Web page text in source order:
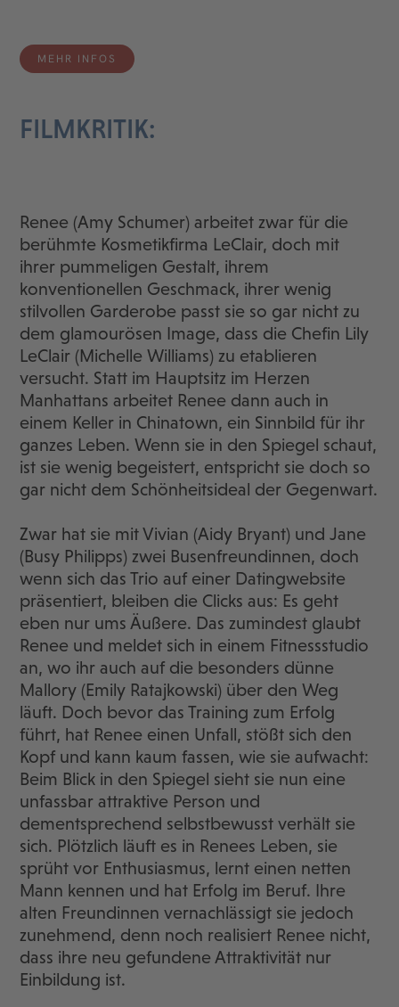
MEHR INFOS
FILMKRITIK:
Renee (Amy Schumer) arbeitet zwar für die
berühmte Kosmetikfirma LeClair, doch mit
ihrer pummeligen Gestalt, ihrem
konventionellen Geschmack, ihrer wenig
stilvollen Garderobe passt sie so gar nicht zu
dem glamourösen Image, dass die Chefin Lily
LeClair (Michelle Williams) zu etablieren
versucht. Statt im Hauptsitz im Herzen
Manhattans arbeitet Renee dann auch in
einem Keller in Chinatown, ein Sinnbild für ihr
ganzes Leben. Wenn sie in den Spiegel schaut,
ist sie wenig begeistert, entspricht sie doch so
gar nicht dem Schönheitsideal der Gegenwart.
Zwar hat sie mit Vivian (Aidy Bryant) und Jane
(Busy Philipps) zwei Busenfreundinnen, doch
wenn sich das Trio auf einer Datingwebsite
präsentiert, bleiben die Clicks aus: Es geht
eben nur ums Äußere. Das zumindest glaubt
Renee und meldet sich in einem Fitnessstudio
an, wo ihr auch auf die besonders dünne
Mallory (Emily Ratajkowski) über den Weg
läuft. Doch bevor das Training zum Erfolg
führt, hat Renee einen Unfall, stößt sich den
Kopf und kann kaum fassen, wie sie aufwacht:
Beim Blick in den Spiegel sieht sie nun eine
unfassbar attraktive Person und
dementsprechend selbstbewusst verhält sie
sich. Plötzlich läuft es in Renees Leben, sie
sprüht vor Enthusiasmus, lernt einen netten
Mann kennen und hat Erfolg im Beruf. Ihre
alten Freundinnen vernachlässigt sie jedoch
zunehmend, denn noch realisiert Renee nicht,
dass ihre neu gefundene Attraktivität nur
Einbildung ist.